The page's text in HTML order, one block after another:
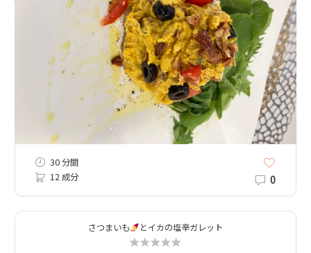
30 分間
12 成分
0
さつまいも とイカの塩辛ガレット